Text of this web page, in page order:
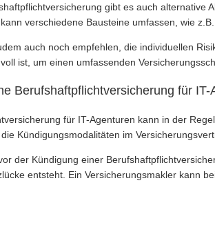
gibt es auch alternative
verschiedene Bausteine umfassen, wie
auch noch empfehlen, die individuellen
ist, um einen umfassenden
Berufshaftpflichtversicherung für
für IT-Agenturen kann in der
Kündigungsmodalitäten im
der Kündigung einer
entsteht. Ein Versicherungsmakler kann